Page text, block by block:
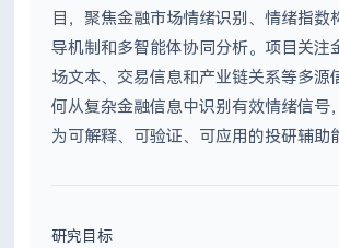
目，聚焦金融市场情绪识别、情绪指数
导机制和多智能体协同分析。项目关注
场文本、交易信息和产业链关系等多源
何从复杂金融信息中识别有效情绪信号
为可解释、可验证、可应用的投研辅助
研究目标